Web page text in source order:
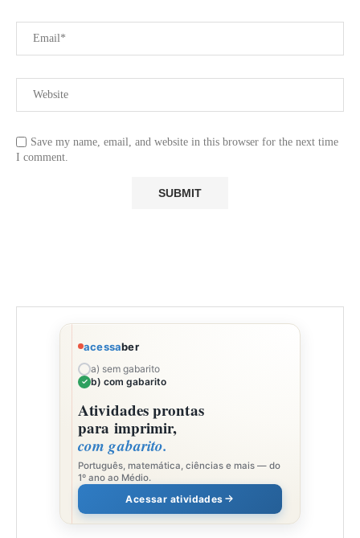
Save my name, email, and website in this browser for the next time
I comment.
acessaber
a) sem gabarito
b) com gabarito
Atividades prontas
para imprimir,
com gabarito.
Português, matemática, ciências e mais — do
1º ano ao Médio.
Acessar atividades